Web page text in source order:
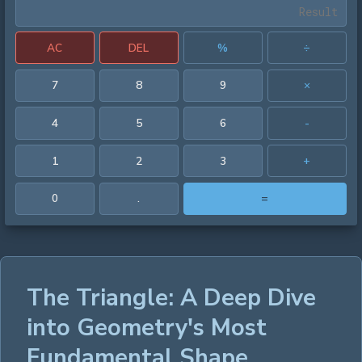
AC DEL % ÷
7 8 9 ×
4 5 6 -
1 2 3 +
0 . =
The Triangle: A Deep Dive
into Geometry's Most